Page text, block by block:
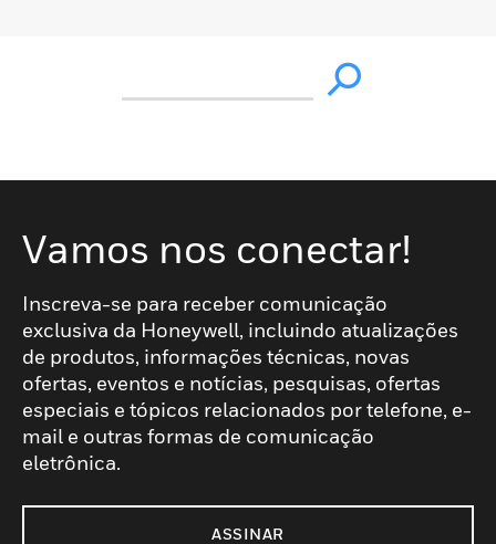
Vamos nos conectar!
Inscreva-se para receber comunicação
exclusiva da Honeywell, incluindo atualizações
de produtos, informações técnicas, novas
ofertas, eventos e notícias, pesquisas, ofertas
especiais e tópicos relacionados por telefone, e-
mail e outras formas de comunicação
eletrônica.
ASSINAR